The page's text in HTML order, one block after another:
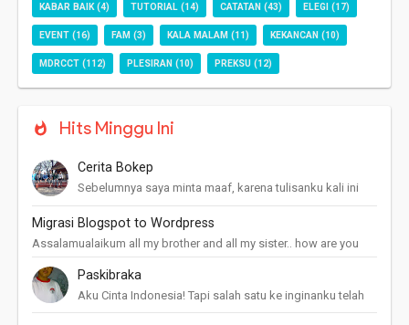
KABAR BAIK (4) TUTORIAL (14) CATATAN (43) ELEGI (17)
EVENT (16) FAM (3) KALA MALAM (11) KEKANCAN (10)
MDRCCT (112) PLESIRAN (10) PREKSU (12)
Hits Minggu Ini
Cerita Bokep
Sebelumnya saya minta maaf, karena tulisanku kali ini
agak saru, tapi ini pengalaman saya mengenal dunia
maya! Pertama kali kenal internet w...
Migrasi Blogspot to Wordpress
Assalamualaikum all my brother and all my sister.. how are you
today? pine pine ajah kand? Yah saya disini cuma mau berbagi
cerita. setelah ...
Paskibraka
Aku Cinta Indonesia! Tapi salah satu ke inginanku telah
menjauh dariku. Penyesalanku mulai menghauntuiku. X-(